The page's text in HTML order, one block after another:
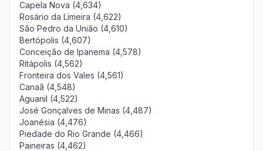
Capela Nova (4,634)
Rosário da Limeira (4,622)
São Pedro da União (4,610)
Bertópolis (4,607)
Conceição de Ipanema (4,578)
Ritápolis (4,562)
Fronteira dos Vales (4,561)
Canaã (4,548)
Aguanil (4,522)
José Gonçalves de Minas (4,487)
Joanésia (4,476)
Piedade do Rio Grande (4,466)
Paineiras (4,462)